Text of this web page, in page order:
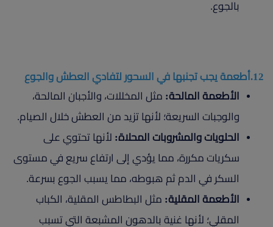
بالجوع.
12.أطعمة يجب تجنبها في السحور لتفادي العطش والجوع
الأطعمة المالحة: مثل المخللات، والأجبان المالحة،
والوجبات السريعة؛ لأنها تزيد من العطش خلال الصيام.
الحلويات والمشروبات المحلاة: لأنها تحتوي على
سكريات مكررة، مما يؤدي إلى ارتفاع سريع في مستوى
السكر في الدم ثم هبوطه، مما يسبب الجوع بسرعة.
الأطعمة المقلية: مثل البطاطس المقلية، الكباب
المقلي؛ لأنها غنية بالدهون المشبعة التي تسبب